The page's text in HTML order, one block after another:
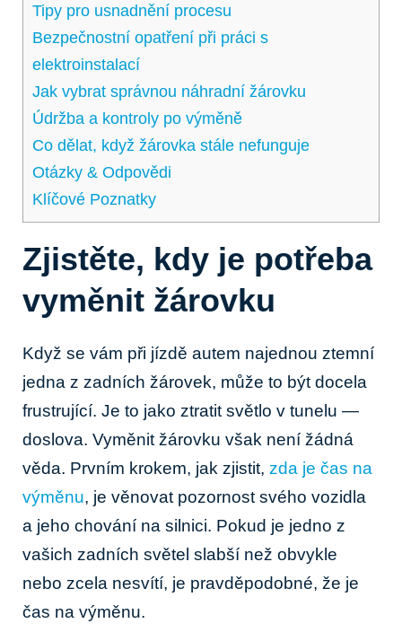
Tipy pro usnadnění procesu
Bezpečnostní opatření při práci s
elektroinstalací
Jak vybrat správnou náhradní žárovku
Údržba a kontroly po výměně
Co dělat, když žárovka stále nefunguje
Otázky & Odpovědi
Klíčové Poznatky
Zjistěte, kdy je potřeba
vyměnit žárovku
Když se vám při jízdě autem najednou ztemní
jedna z zadních žárovek, může to být docela
frustrující. Je to jako ztratit světlo v tunelu —
doslova. Vyměnit žárovku však není žádná
věda. Prvním krokem, jak zjistit, zda je čas na
výměnu, je věnovat pozornost svého vozidla
a jeho chování na silnici. Pokud je jedno z
vašich zadních světel slabší než obvykle
nebo zcela nesvítí, je pravděpodobné, že je
čas na výměnu.